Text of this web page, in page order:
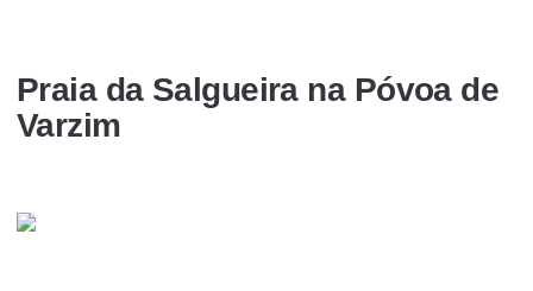
Praia da Salgueira na Póvoa de
Varzim